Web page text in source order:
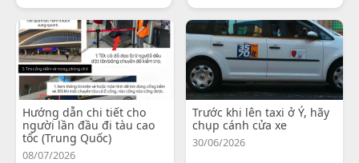
Hướng dẫn chi tiết cho
người lần đầu đi tàu cao
tốc (Trung Quốc)
08/07/2026
Trước khi lên taxi ở Ý, hãy
chụp cánh cửa xe
30/06/2026